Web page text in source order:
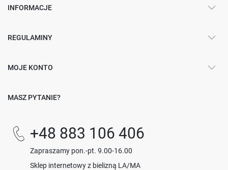
INFORMACJE
REGULAMINY
MOJE KONTO
MASZ PYTANIE?
+48 883 106 406
Zapraszamy pon.-pt. 9.00-16.00
Sklep internetowy z bielizną LA/MA